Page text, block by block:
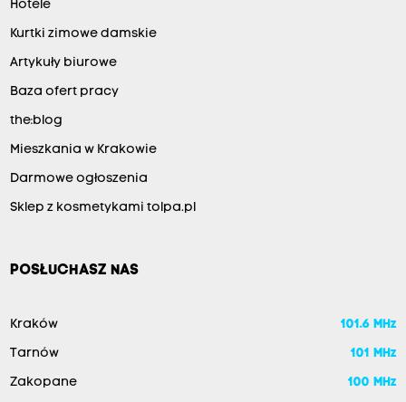
Hotele
Kurtki zimowe damskie
Artykuły biurowe
Baza ofert pracy
the:blog
Mieszkania w Krakowie
Darmowe ogłoszenia
Sklep z kosmetykami tolpa.pl
POSŁUCHASZ NAS
Kraków 101.6 MHz
Tarnów 101 MHz
Zakopane 100 MHz